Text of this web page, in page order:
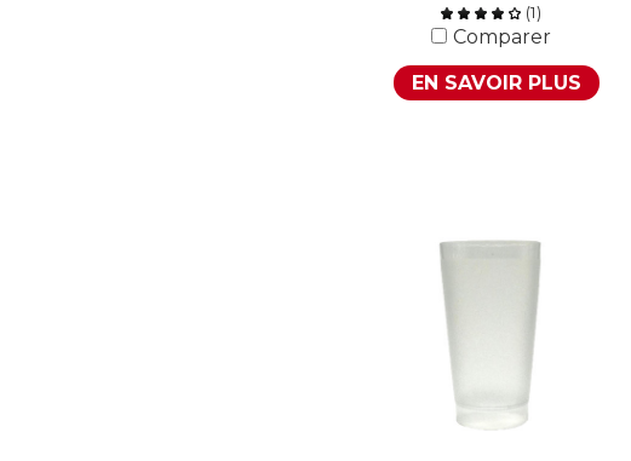
(1)
Comparer
EN SAVOIR PLUS